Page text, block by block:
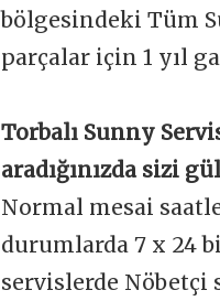
bölgesindeki Tüm
parçalar için 1 yıl
Torbalı Sunny
aradığınızda sizi
Normal mesai
durumlarda 7 x 24
servislerde Nöbetçi